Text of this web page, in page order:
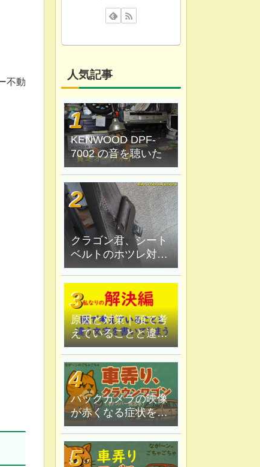
不動
人気記事
KENWOOD DPF-
7002 の音を聴いた
クラゴン君、シート
ベルトのホツレ対策
修理、ハンダ鏝で炙
ってみる
原因と対策｜頭で考
えていることと違う
文字を書いてしま
う。
バックカメラの映像
が赤くなる症状を原
因追究＆解決